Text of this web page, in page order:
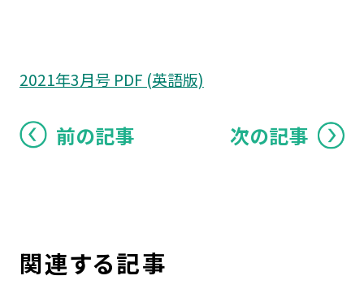
2021年3月号 PDF (英語版)
前の記事 次の記事
関連する記事